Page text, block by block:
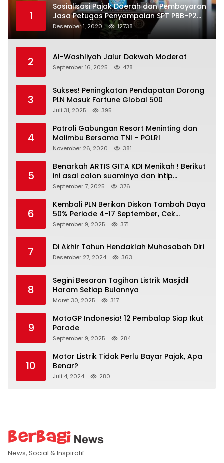
1
Sosialisasi Pajak Daerah dan Pembayaran
Jasa Petugas Penyampaian SPT PBB-P2
Kota Mataram
Desember 1, 2020 12738
2 Al-Washliyah Jalur Dakwah Moderat
September 16, 2025 478
3
Sukses! Peningkatan Pendapatan Dorong
PLN Masuk Fortune Global 500
Juli 31, 2025 395
4
Patroli Gabungan Resort Meninting dan
Malimbu Bersama TNI – POLRI
November 26, 2020 381
5
Benarkah ARTIS GITA KDI Menikah ! Berikut
ini asal calon suaminya dan intip
undangannya
September 7, 2025 376
6
Kembali PLN Berikan Diskon Tambah Daya
50% Periode 4-17 September, Cek
Ketentuannya!
September 9, 2025 371
7 Di Akhir Tahun Hendaklah Muhasabah Diri
Desember 27, 2024 363
8
Segini Besaran Tagihan Listrik Masjidil
Haram Setiap Bulannya
Maret 30, 2025 317
9
MotoGP Indonesia! 12 Pembalap Siap Ikut
Parade
September 9, 2025 284
10
Motor Listrik Tidak Perlu Bayar Pajak, Apa
Benar?
Juli 4, 2024 280
News, Social & Inspiratif